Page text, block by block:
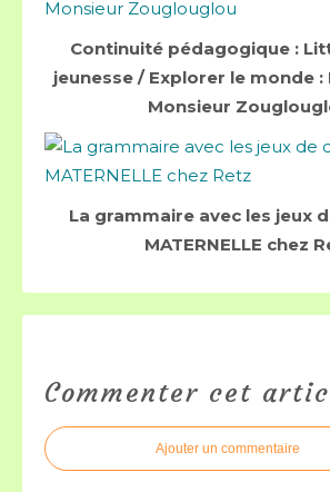
Continuité pédagogique :
jeunesse / Explorer le monde :
Monsieur
La grammaire avec les jeux
MATERNELLE chez
Commenter cet
Ajouter un commentaire